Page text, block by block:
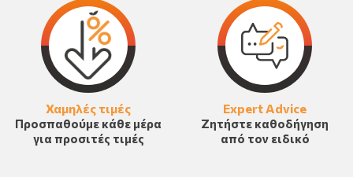
Χαμηλές τιμές
Προσπαθούμε κάθε μέρα
για προσιτές τιμές
Expert Advice
Ζητήστε καθοδήγηση
από τον ειδικό